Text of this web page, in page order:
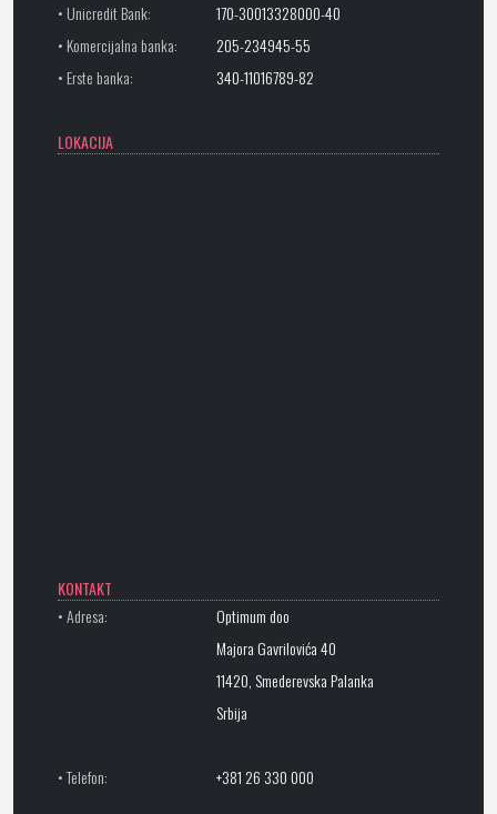
• Unicredit Bank:
170-30013328000-40
• Komercijalna banka:
205-234945-55
• Erste banka:
340-11016789-82
LOKACIJA
KONTAKT
• Adresa:
Optimum doo
Majora Gavrilovića 40
11420, Smederevska Palanka
Srbija
• Telefon: +381 26 330 000